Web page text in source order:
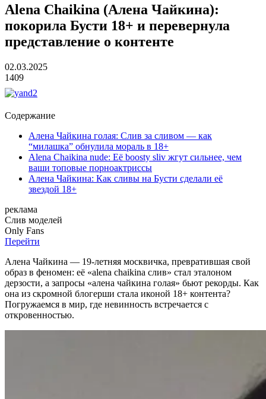
Alena Chaikina (Алена Чайкина):
покорила Бусти 18+ и перевернула
представление о контенте
02.03.2025
1409
Содержание
Алена Чайкина голая: Слив за сливом — как
“милашка” обнулила мораль в 18+
Alena Chaikina nude: Её boosty sliv жгут сильнее, чем
ваши топовые порноактриссы
Алена Чайкина: Как сливы на Бусти сделали её
звездой 18+
реклама
Слив моделей
Only Fans
Перейти
Алена Чайкина — 19-летняя москвичка, превратившая свой
образ в феномен: её «alena chaikina слив» стал эталоном
дерзости, а запросы «алена чайкина голая» бьют рекорды. Как
она из скромной блогерши стала иконой 18+ контента?
Погружаемся в мир, где невинность встречается с
откровенностью.